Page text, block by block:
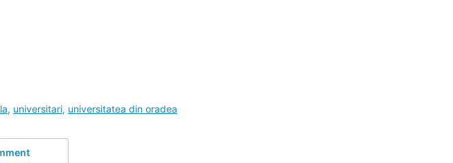
, universitari, universitatea din oradea